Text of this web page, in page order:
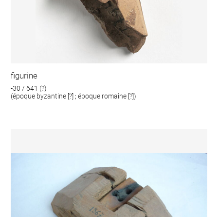
figurine
-30 / 641 (?)
(époque byzantine [?] ; époque romaine [?])